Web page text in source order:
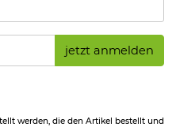
jetzt anmelden
werden, die den Artikel bestellt und